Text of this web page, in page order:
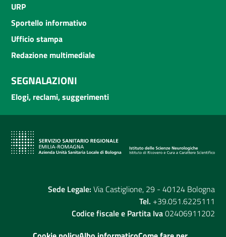
URP
Sportello informativo
Ufficio stampa
Redazione multimediale
SEGNALAZIONI
Elogi, reclami, suggerimenti
Sede Legale: Via Castiglione, 29 - 40124 Bologna
Tel. +39.051.6225111
Codice fiscale e Partita Iva02406911202